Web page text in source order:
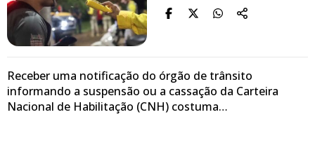
Receber uma notificação do órgão de trânsito
informando a suspensão ou a cassação da Carteira
Nacional de Habilitação (CNH) costuma…